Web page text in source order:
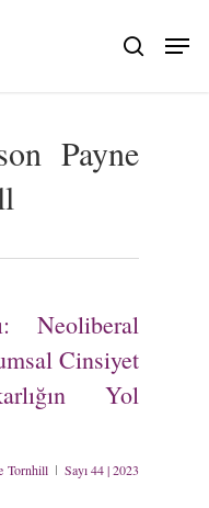
search
Payne
Neoliberal
Cinsiyet
Yol
Tornhill Sayı 44 | 2023